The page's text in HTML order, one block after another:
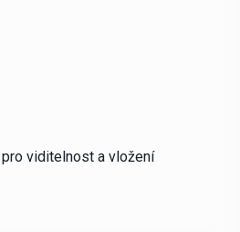
pro viditelnost a vložení